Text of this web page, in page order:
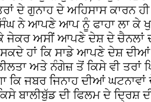
ਦੇ ਗੁਨਾਹ ਦੇ ਅਹਿਸਾਸ ਕਾਰਨ
ਨੇ ਆਪਣੇ ਆਪ ਨੂੰ ਫਾਹਾ ਲਾ ਕੇ
ਜੇਕਰ ਅਸੀਂ ਆਪਣੇ ਦੇਸ਼ ਦੇ ਚੈਨਲਾਂ
ਹਾਂ ਕਿ ਸਾਡੇ ਆਪਣੇ ਦੇਸ਼
ਅਤੇ ਨੰਗੇਜ਼ ਤੋਂ ਕਿਸੇ ਵੀ ਤਰਾਂ
ਕਿ ਜਬਰ ਜਿਨਾਹ ਦੀਆਂ
ਬਾਲੀਬੁੱਡ ਦੀ ਫਿਲਮ ਦੇ ਦ੍ਰਿਸ਼